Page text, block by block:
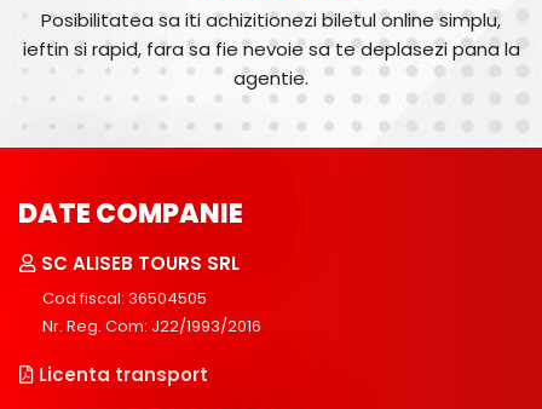
Posibilitatea sa iti achizitionezi biletul online simplu,
ieftin si rapid, fara sa fie nevoie sa te deplasezi pana la
agentie.
DATE COMPANIE
SC ALISEB TOURS SRL
Cod fiscal: 36504505
Nr. Reg. Com: J22/1993/2016
Licenta transport